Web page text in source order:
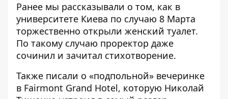
Ранее мы рассказывали о том, как в
университете Киева по случаю 8 Марта
торжественно открыли женский туалет.
По такому случаю проректор даже
сочинил и зачитал стихотворение.
Также писали о «подпольной» вечеринке
в Fairmont Grand Hotel, которую Николай